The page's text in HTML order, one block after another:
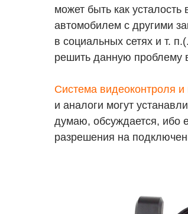
может быть как
автомобилем с другими
в социальных сетях и т.
решить данную проблему
Система видеоконтроля
и аналоги могут
думаю, обсуждается, ибо
разрешения на